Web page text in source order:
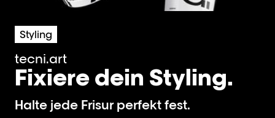
Styling
tecni.art
Fixiere dein Styling.
Halte jede Frisur perfekt fest.